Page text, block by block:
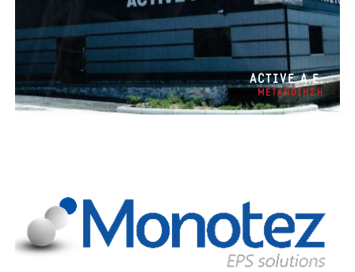
ACTIVE Α.Ε.
ΜΕΤΑΠΟΙΗΣΗ